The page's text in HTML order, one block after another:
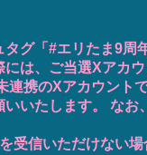
タグ「#エリたま9
には、ご当選Xアカ
連携のXアカウント
いいたします。 な
受信いただけない